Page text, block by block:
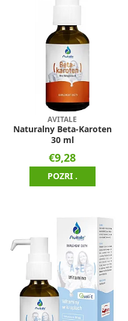
AVITALE
Naturalny Beta-Karoten
30 ml
€9,28
POZRI .